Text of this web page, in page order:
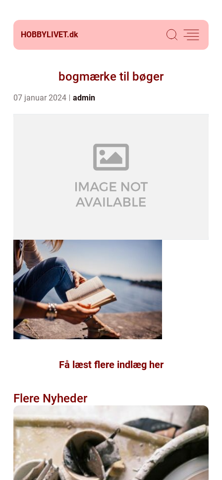
HOBBYLIVET.dk
bogmærke til bøger
07 januar 2024 admin
Få læst flere indlæg her
Flere Nyheder